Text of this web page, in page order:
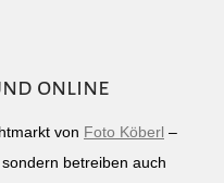
online
von Foto Köberl –
betreiben auch